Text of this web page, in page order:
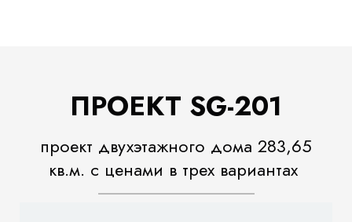
ПРОЕКТ SG-201
проект двухэтажного дома 283,65
кв.м. с ценами в трех вариантах